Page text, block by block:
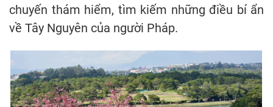
chuyến thám hiểm, tìm kiếm những điều bí ẩn
về Tây Nguyên của người Pháp.